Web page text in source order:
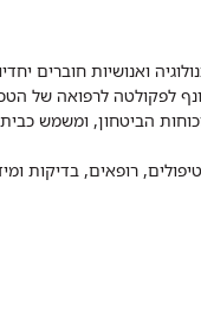
ואנושיות חוברים
רופאים,